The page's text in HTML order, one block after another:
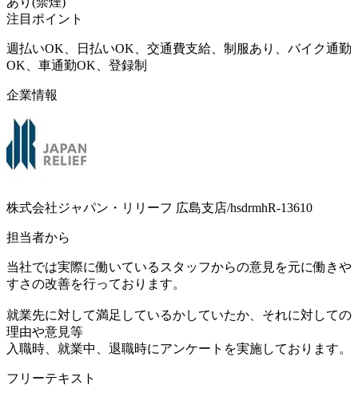
注目ポイント
週払いOK、日払いOK、交通費支給、制服あり、バイク通勤
OK、車通勤OK、登録制
企業情報
株式会社ジャパン・リリーフ 広島支店/hsdrmhR-13610
担当者から
当社では実際に働いているスタッフからの意見を元に働きや
すさの改善を行っております。
就業先に対して満足しているかしていたか、それに対しての
理由や意見等
入職時、就業中、退職時にアンケートを実施しております。
フリーテキスト